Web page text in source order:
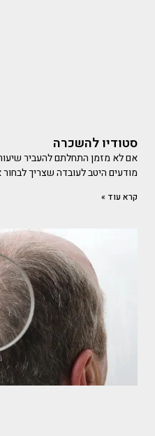
סטודיו להשכרה
אם לא מזמן התחלתם להעביר
מודעים היטב לעובדה שצריך
קרא עוד »